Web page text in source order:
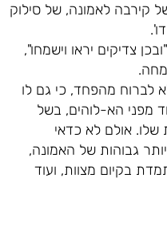
לאמונה, של סילוק
צדיקים יראו וישמחו",
לברוח מהפחד, כי גם לו
מפני הא-לוהים, בשל
שלו. אולם לא כדאי
גבוהות של האמונה,
בקיום מצוות, ועוד